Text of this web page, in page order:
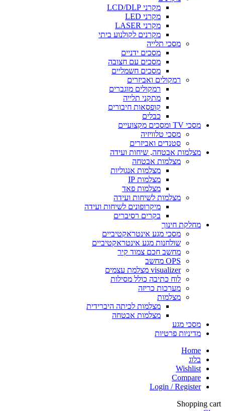
מקרני LCD/DLP
מקרני LED
מקרני LASER
מקרנים לקולנוע ביתי
מסכי תלייה
מסכים ידניים
מסכים עם חצובה
מסכים חשמליים
רמקולים ואביזרים
רמקולים מוגברים
מתקני תלייה
קופסאות חיבורים
כבלים
מסכי TV ומסכים מקצועיים
מסכי טלוויזיה
סטנדים ואביזרים
מצלמות אבטחה, שיחות ועידה
מצלמות אבטחה
מצלמות אנגוליות
מצלמות IP
מצלמות פאד
מצלמות לשיחות ועידה
מיקרופונים לשיחות ועידה
בקרים רסיברים
מחלקת חינוך
מסכי מגע אינטראקטיביים
שולחנות מגע אינטראקטיביים
מחשב חכם צמוד קיר
OPS מחשב
visualizer מצלמת עצמים
לוח כתיבה כולל מסילות
מערכות כריזה
מצלמות
מצלמות לכיתה היברידית
מצלמות אבטחה
מסכי מגע
מדיניות פרטיות
Home
בלוג
Wishlist
Compare
Login / Register
Shopping cart